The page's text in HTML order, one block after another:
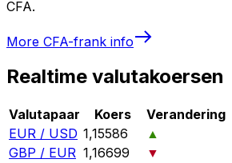
CFA.
More CFA-frank info
Realtime valutakoersen
Valutapaar Koers
Verandering
EUR / USD 1,15586
▲
GBP / EUR 1,16699
▼